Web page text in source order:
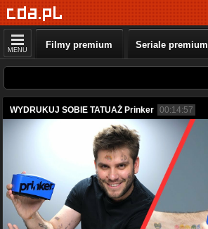
MENU Filmy premium Seriale premium
WYDRUKUJ SOBIE TATUAŻ Prinker 00:14:57